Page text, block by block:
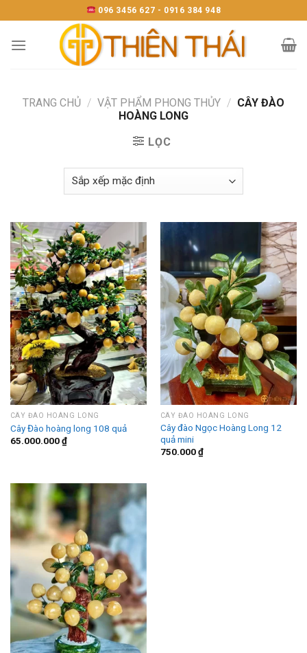
to
content
096 3456 627 - 0916 384 948
TRANG CHỦ / VẬT PHẨM PHONG THỦY / CÂY ĐÀO
HOÀNG LONG
LỌC
CÂY ĐÀO HOÀNG LONG
Cây Đào hoàng long 108 quả
65.000.000₫
CÂY ĐÀO HOÀNG LONG
Cây đào Ngọc Hoàng Long 12
quả mini
750.000₫